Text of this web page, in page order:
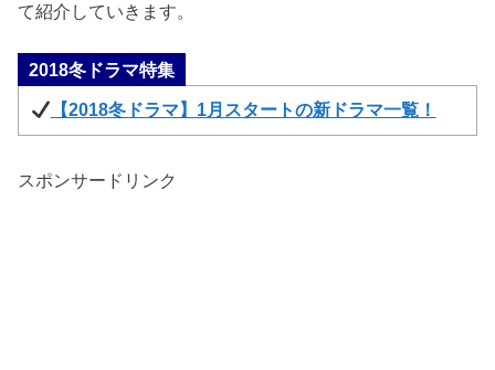
て紹介していきます。
2018冬ドラマ特集
【2018冬ドラマ】1月スタートの新ドラマ一覧！
スポンサードリンク